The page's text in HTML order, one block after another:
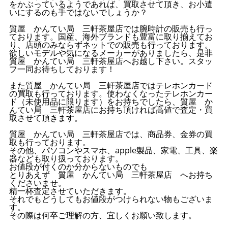
をかぶっているようであれば、買取させて頂き、お小遣
いにするのも手ではないでしょうか？
質屋 かんてい局 三軒茶屋店では腕時計の販売も行っ
ております。国産、海外ブランドも豊富に取り揃えてお
り、店頭のみならずネットでの販売も行っております。
欲しいモデルや気になるメーカーがありましたら、是非
質屋 かんてい局 三軒茶屋店へお越し下さい。スタッ
フ一同お待ちしております！
また質屋 かんてい局 三軒茶屋店ではテレホンカード
の買取も行っております。使わなくなったテレホンカー
ド（未使用品に限ります）をお持ちでしたら、質屋 か
んてい局 三軒茶屋店にお持ち頂ければ高値で査定・買
取させて頂きます。
質屋 かんてい局 三軒茶屋店では、商品券、金券の買
取も行っております。
その他、パソコンやスマホ、apple製品、家電、工具、楽
器なども取り扱っております。
お値段が付くのか分からないものでも
とりあえず 質屋 かんてい局 三軒茶屋店 へお持ち
くださいませ。
精一杯査定させていただきます。
それでもどうしてもお値段がつけられない物もございま
す。
その際は何卒ご理解の方、宜しくお願い致します。